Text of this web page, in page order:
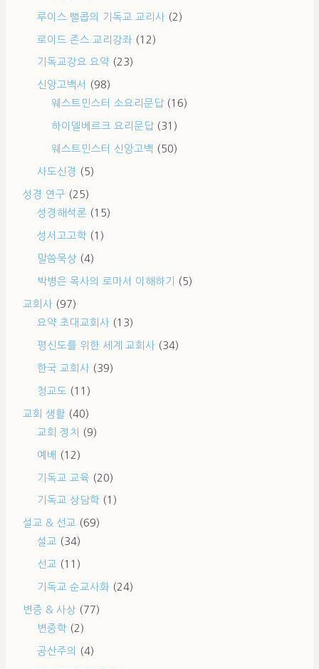
루이스 뻘콥의 기독교 교리사 (2)
로이드 존스 교리강좌 (12)
기독교강요 요약 (23)
신앙고백서
(98)
웨스트민스터 소요리문답(16)
하이델베르크 요리문답(31)
웨스트민스터 신앙고백 (50)
사도신경 (5)
성경 연구 (25)
성경해석론 (15)
성서고고학 (1)
말씀묵상 (4)
박병은 목사의 로마서 이해하기 (5)
교회사 (97)
요약 초대교회사 (13)
평신도를 위한 세계 교회사 (34)
한국 교회사 (39)
청교도 (11)
교회 생활 (40)
교회 정치
(9)
예배 (12)
기독교 교육 (20)
기독교 상담학 (1)
설교 & 선교 (69)
설교 (34)
선교 (11)
기독교 순교사화 (24)
변증 & 사상 (77)
변증학 (2)
공산주의 (4)